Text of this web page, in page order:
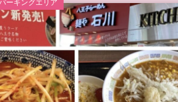
道の駅 山
道の駅 長
ーキングエリア